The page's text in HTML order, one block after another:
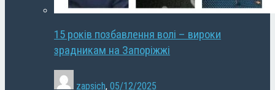
15 років позбавлення волі – вироки
зрадникам на Запоріжжі
zapsich, 05/12/2025